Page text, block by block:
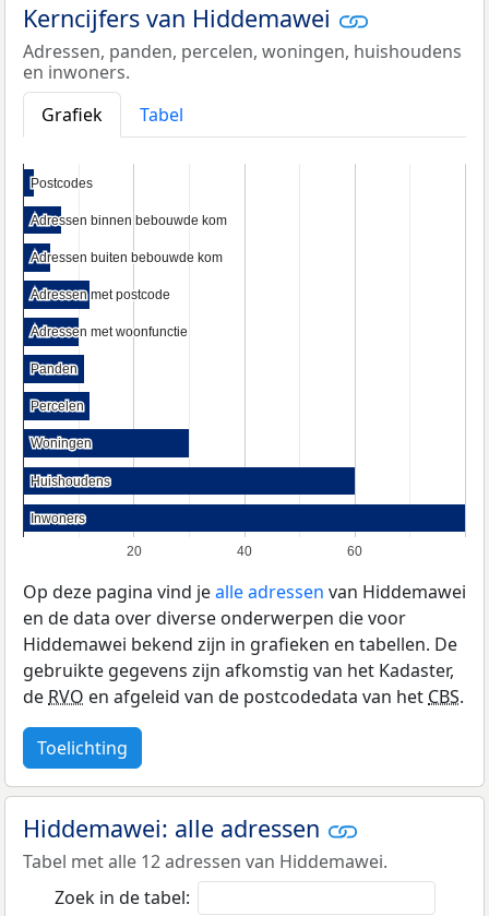
Kerncijfers van Hiddemawei
Adressen, panden, percelen, woningen, huishoudens
en inwoners.
Grafiek
Tabel
20 40 60
Postcodes
Postcodes
Adressen binnen bebouwde kom
Adressen binnen bebouwde kom
Adressen buiten bebouwde kom
Adressen buiten bebouwde kom
Adressen met postcode
Adressen met postcode
Adressen met woonfunctie
Adressen met woonfunctie
Panden
Panden
Percelen
Percelen
Woningen
Woningen
Huishoudens
Huishoudens
Inwoners
Inwoners
Op deze pagina vind jealle adressen van Hiddemawei
en de data over diverse onderwerpen die voor
Hiddemawei bekend zijn in grafieken en tabellen. De
gebruikte gegevens zijn afkomstig van het Kadaster,
de RVO en afgeleid van de postcodedata van het CBS.
Toelichting
Hiddemawei: alle adressen
Tabel met alle 12 adressen van Hiddemawei.
Zoek in de tabel: